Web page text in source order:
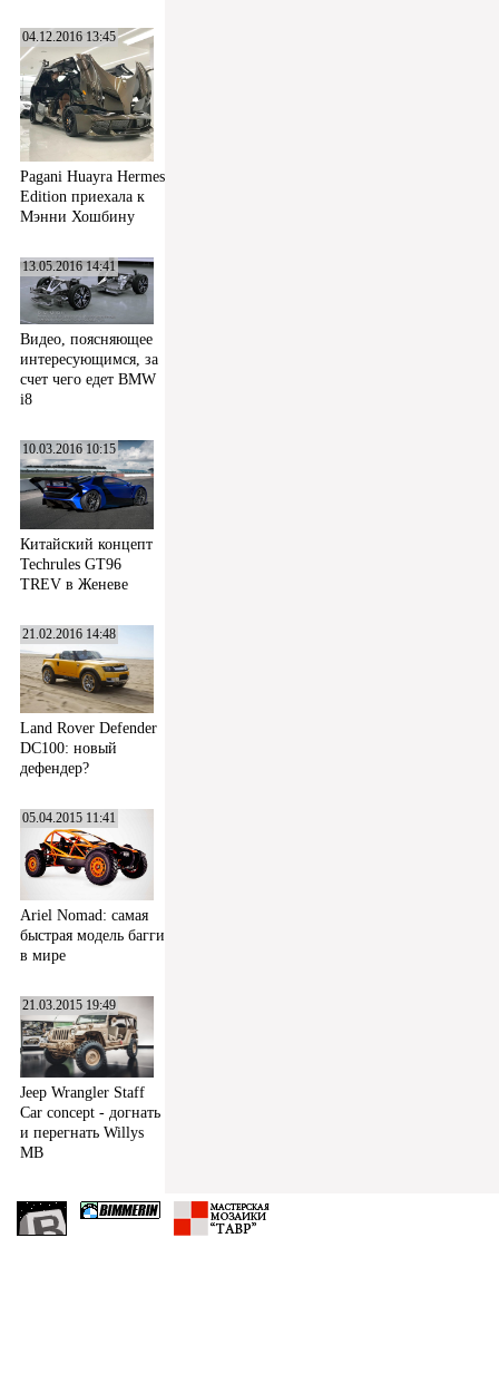
04.12.2016 13:45
Pagani Huayra Hermes
Edition приехала к
Мэнни Хошбину
13.05.2016 14:41
Видео, поясняющее
интересующимся, за
счет чего едет BMW
i8
10.03.2016 10:15
Китайский концепт
Techrules GT96
TREV в Женеве
21.02.2016 14:48
Land Rover Defender
DC100: новый
дефендер?
05.04.2015 11:41
Ariel Nomad: самая
быстрая модель багги
в мире
21.03.2015 19:49
Jeep Wrangler Staff
Car concept - догнать
и перегнать Willys
MB